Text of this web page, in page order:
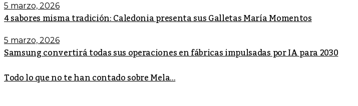
5 marzo, 2026
4 sabores misma tradición: Caledonia presenta sus Galletas María Momentos
5 marzo, 2026
Samsung convertirá todas sus operaciones en fábricas impulsadas por IA para 2030
Todo lo que no te han contado sobre Mela...